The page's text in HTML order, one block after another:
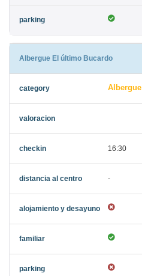
Albergue El último Bucardo
Albergue
16:30
-